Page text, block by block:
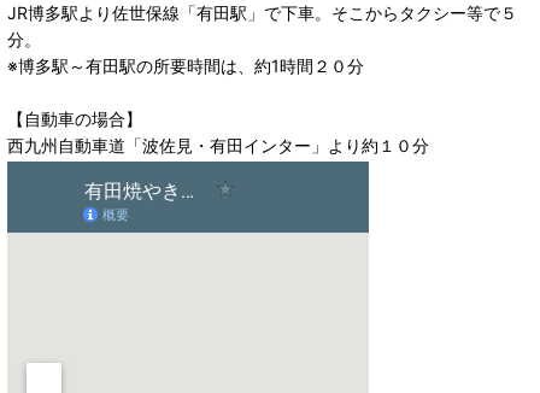
JR博多駅より佐世保線「有田駅」で下車。そこからタクシー等で５
分。
※博多駅～有田駅の所要時間は、約1時間２０分
【自動車の場合】
西九州自動車道「波佐見・有田インター」より約１０分